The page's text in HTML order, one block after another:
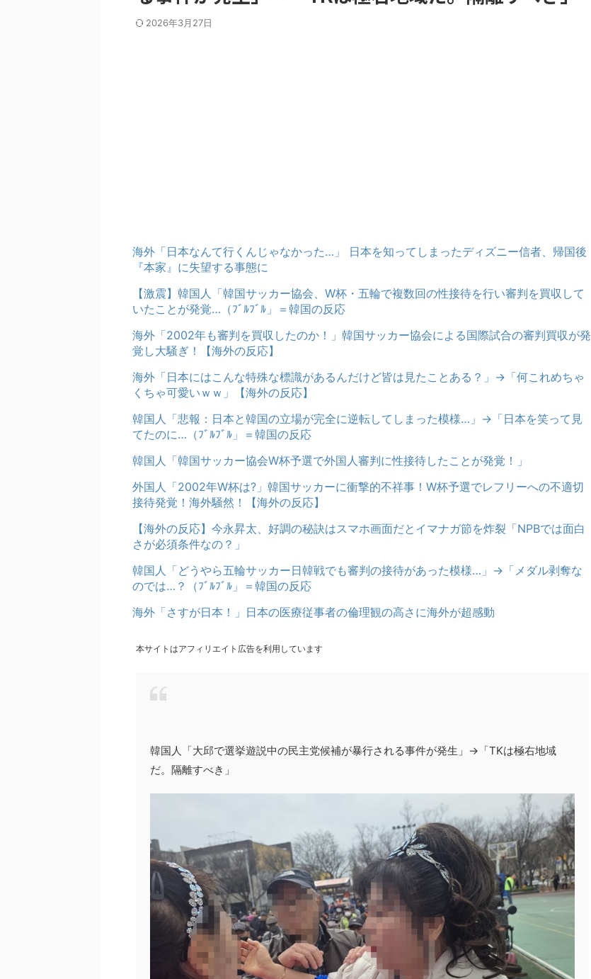
2026年3月27日
海外「日本なんて行くんじゃなかった…」 日本を知ってしまったディズニー信者、帰国後
『本家』に失望する事態に
【激震】韓国人「韓国サッカー協会、W杯・五輪で複数回の性接待を行い審判を買収して
いたことが発覚…（ﾌﾞﾙﾌﾞﾙ」＝韓国の反応
海外「2002年も審判を買収したのか！」韓国サッカー協会による国際試合の審判買収が発
覚し大騒ぎ！【海外の反応】
海外「日本にはこんな特殊な標識があるんだけど皆は見たことある？」→「何これめちゃ
くちゃ可愛いｗｗ」【海外の反応】
韓国人「悲報：日本と韓国の立場が完全に逆転してしまった模様…」→「日本を笑って見
てたのに…（ﾌﾞﾙﾌﾞﾙ」＝韓国の反応
韓国人「韓国サッカー協会W杯予選で外国人審判に性接待したことが発覚！」
外国人「2002年W杯は?」韓国サッカーに衝撃的不祥事！W杯予選でレフリーへの不適切
接待発覚！海外騒然！【海外の反応】
【海外の反応】今永昇太、好調の秘訣はスマホ画面だとイマナガ節を炸裂「NPBでは面白
さが必須条件なの？」
韓国人「どうやら五輪サッカー日韓戦でも審判の接待があった模様…」→「メダル剥奪な
のでは…？（ﾌﾞﾙﾌﾞﾙ」＝韓国の反応
海外「さすが日本！」日本の医療従事者の倫理観の高さに海外が超感動
本サイトはアフィリエイト広告を利用しています
韓国人「大邱で選挙遊説中の民主党候補が暴行される事件が発生」→「TKは極右地域
だ。隔離すべき」